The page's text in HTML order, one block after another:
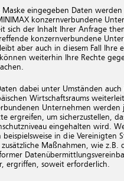
Maske eingegeben Daten
konzernverbundene
sich der Inhalt Ihrer Anfrage
konzernverbundene
aber auch in diesem Fall Ihre
weiterhin Ihre Rechte
dabei unter Umständen auch
Wirtschaftsraums
Unternehmen werden
ergreifen, um sicherzustellen,
eingehalten wird.
beispielsweise in die Vereinigten
Maßnahmen, wie z.B.
ergriffen, soweit erforderlich.